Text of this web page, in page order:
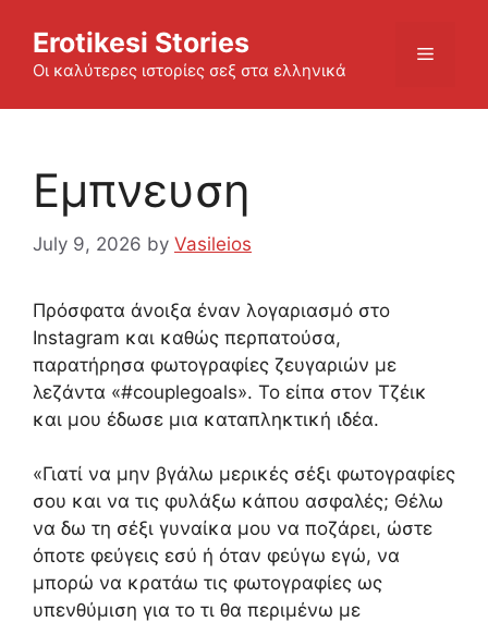
content
Erotikesi Stories
Οι καλύτερες ιστορίες σεξ στα ελληνικά
Menu
Εμπνευση
July 9, 2026 by Vasileios
Πρόσφατα άνοιξα έναν λογαριασμό στο
Instagram και καθώς περπατούσα,
παρατήρησα φωτογραφίες ζευγαριών με
λεζάντα «#couplegoals». Το είπα στον Τζέικ
και μου έδωσε μια καταπληκτική ιδέα.
«Γιατί να μην βγάλω μερικές σέξι φωτογραφίες
σου και να τις φυλάξω κάπου ασφαλές; Θέλω
να δω τη σέξι γυναίκα μου να ποζάρει, ώστε
όποτε φεύγεις εσύ ή όταν φεύγω εγώ, να
μπορώ να κρατάω τις φωτογραφίες ως
υπενθύμιση για το τι θα περιμένω με